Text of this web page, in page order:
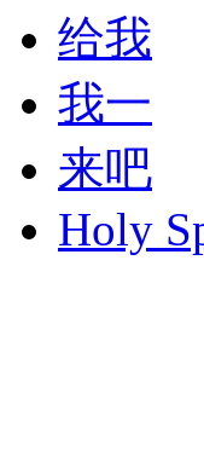
给我
我一
来吧
Holy